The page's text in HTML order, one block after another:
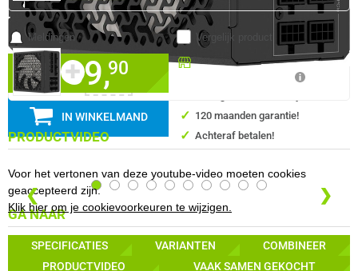
❮ ❯
189,90
IN WINKELMAND
Beschikbaar in onze
Megekko Shop Breda
✓ 120 maanden garantie!
✓ Achteraf betalen!
Vergelijk product
Meldingen
GA NAAR
SPECIFICATIES VARIANTEN
COMBINEER
PRODUCTVIDEO
VAAK SAMEN GEKOCHT
0 artikelen geselecteerd
✚
PRODUCTVIDEO
Voor het vertonen van deze youtube-video moeten cookies
geaccepteerd zijn.
Klik hier om je cookievoorkeuren te wijzigen.
VAAK SAMEN GEKOCHT MET